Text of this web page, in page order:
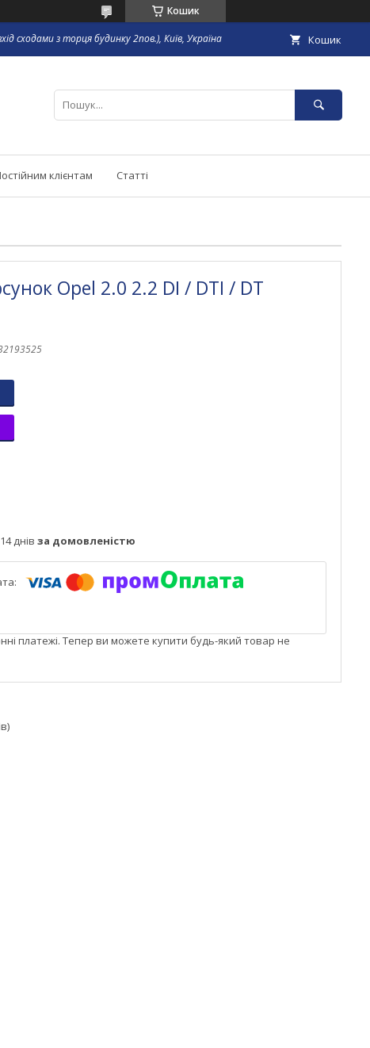
Кошик
сходами з торця будинку 2пов.), Київ, Україна Кошик
клієнтам Статті
Opel 2.0 2.2 DI / DTI / DT
днів за домовленістю
платежі. Тепер ви можете купити будь-який товар не